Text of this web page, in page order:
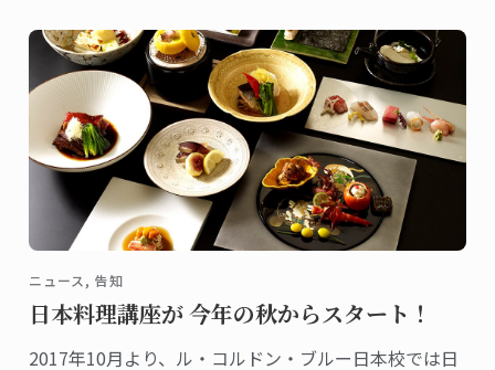
ニュース, 告知
日本料理講座が 今年の秋からスタート！
2017年10月より、ル・コルドン・ブルー日本校では日